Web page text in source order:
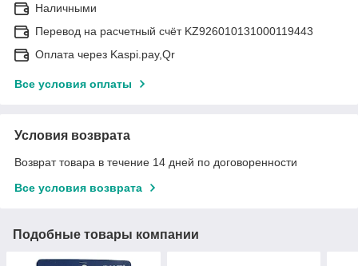
Наличными
Перевод на расчетный счёт KZ926010131000119443
Оплата через Kaspi.pay,Qr
Все условия оплаты
Условия возврата
Возврат товара в течение 14 дней по договоренности
Все условия возврата
Подобные товары компании